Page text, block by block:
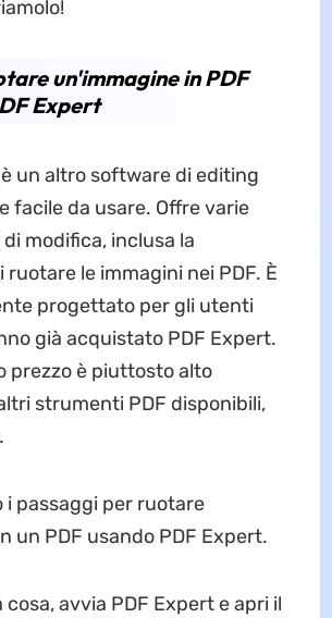
un'immagine in PDF
Expert
un altro software di editing
facile da usare. Offre varie
modifica, inclusa la
ruotare le immagini nei PDF. È
progettato per gli utenti
già acquistato PDF Expert.
prezzo è piuttosto alto
strumenti PDF disponibili,
i passaggi per ruotare
un PDF usando PDF Expert.
cosa, avvia PDF Expert e apri il